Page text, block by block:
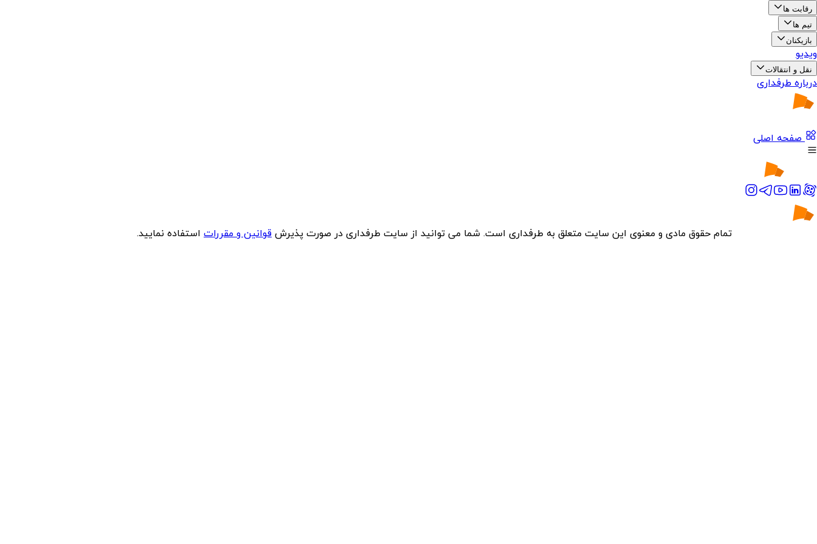
رقابت ها
تیم ها
بازیکنان
ویدیو
نقل و انتقالات
درباره طرفداری
صفحه اصلی
تمام حقوق مادی و معنوی این سایت متعلق به طرفداری است. شما می توانید از سایت طرفداری در صورت پذیرش قوانین و مقررات استفاده نمایید.